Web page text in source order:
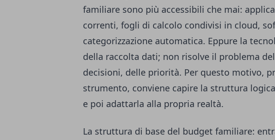
familiare sono più accessibili che mai:
correnti, fogli di calcolo condivisi in cloud,
categorizzazione automatica. Eppure la
della raccolta dati; non risolve il problema
decisioni, delle priorità. Per questo motivo,
strumento, conviene capire la struttura
e poi adattarla alla propria realtà.
La struttura di base del budget familiare: